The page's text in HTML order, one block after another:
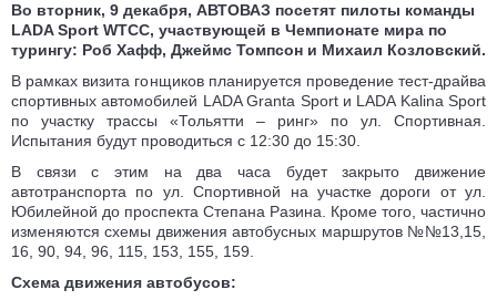
Во вторник, 9 декабря, АВТОВАЗ посетят пилоты команды
LADA Sport WTCC, участвующей в Чемпионате мира по
турингу: Роб Хафф, Джеймс Томпсон и Михаил Козловский.
В рамках визита гонщиков планируется проведение тест-драйва
спортивных автомобилей LADA Granta Sport и LADA Kalina Sport
по участку трассы «Тольятти – ринг» по ул. Спортивная.
Испытания будут проводиться с 12:30 до 15:30.
В связи с этим на два часа будет закрыто движение
автотранспорта по ул. Спортивной на участке дороги от ул.
Юбилейной до проспекта Степана Разина. Кроме того, частично
изменяются схемы движения автобусных маршрутов №№13,15,
16, 90, 94, 96, 115, 153, 155, 159.
Схема движения автобусов: